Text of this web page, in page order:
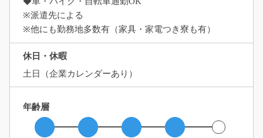
※派遣先による
※他にも勤務地多数有（家具・家電つき寮も有）
休日・休暇
土日（企業カレンダーあり）
年齢層